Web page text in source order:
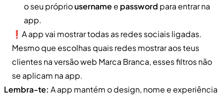
o seu própriousernamee password para entrar na
app.
❗A app vai mostrar todas as redes sociais ligadas.
Mesmo que escolhas quais redes mostrar aos teus
clientes na versão web Marca Branca, esses filtros não
se aplicam na app.
Lembra-te: A app mantém o design, nome e experiência